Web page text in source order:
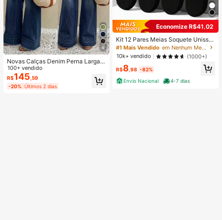
8
Novas Calças Denim Perna Larga F
emininas, Calças Casuais de Moda
de Alta Qualidade, Ajuste Confortáv
el, Adequadas para Todas as Estaç
ões, Uso Diário Fashionável Outono
100+ vendido
R$145 ,59
-20% Últimos 2 dias
Economize R$41,02
Kit 12 Pares Meias Soquete Unisse
x Cano Curto Preta Ou Branca 35-
40
#1 Mais Vendido
em Nenhum Meias Femininas
10k+ vendido
(1000+)
R$8,98 -82%
Envio Nacional
4-7 dias